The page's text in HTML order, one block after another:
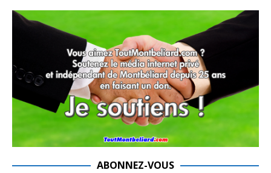
ABONNEZ-VOUS